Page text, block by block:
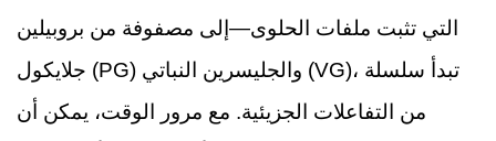
التي تثبت ملفات الحلوى—إلى مصفوفة من بروبيلين
جلايكول (PG) والجليسرين النباتي (VG)، تبدأ سلسلة
من التفاعلات الجزيئية. مع مرور الوقت، يمكن أن